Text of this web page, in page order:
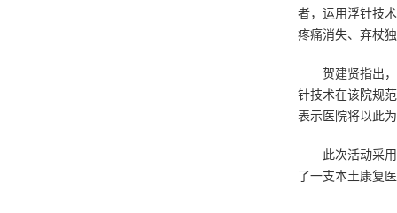
者，运用浮针技
疼痛消失、弃杖
贺建贤指出
针技术在该院规
表示医院将以此
此次活动采
了一支本土康复